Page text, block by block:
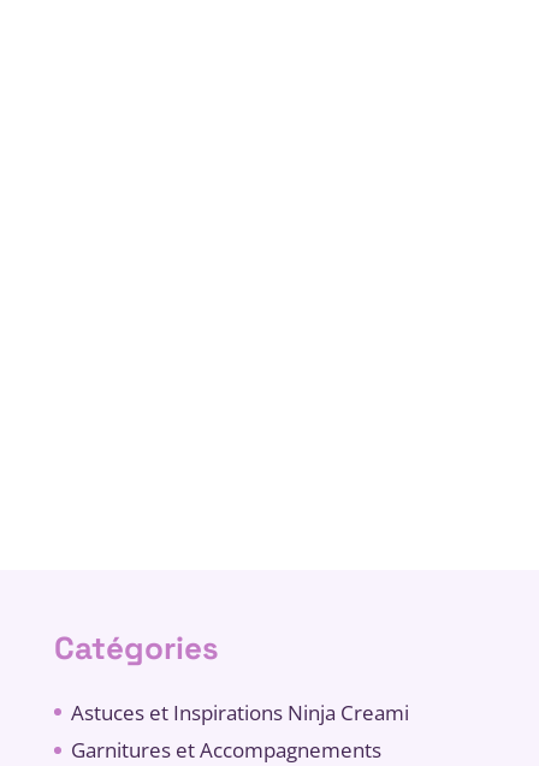
Catégories
Astuces et Inspirations Ninja Creami
Garnitures et Accompagnements